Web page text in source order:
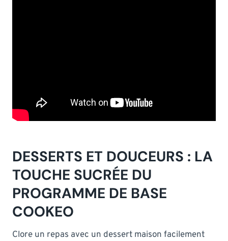
DESSERTS ET DOUCEURS : LA
TOUCHE SUCRÉE DU
PROGRAMME DE BASE
COOKEO
Clore un repas avec un dessert maison facilement